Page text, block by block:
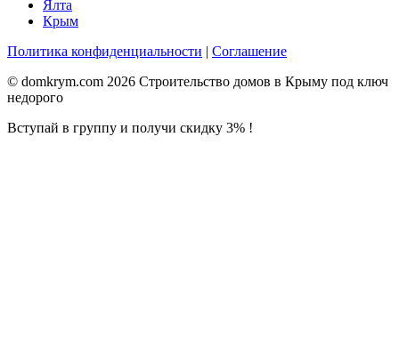
Ялта
Крым
Политика конфиденциальности | Соглашение
© domkrym.com 2026 Строительство домов в Крыму под ключ
недорого
Вступай в группу и получи скидку 3% !